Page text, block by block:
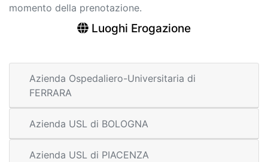
momento della prenotazione.
Luoghi Erogazione
Azienda Ospedaliero-Universitaria di
FERRARA
Azienda USL di BOLOGNA
Azienda USL di PIACENZA